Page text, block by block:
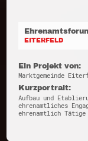
EITERFELD
Ein Projekt von:
Marktgemeinde
Kurzportrait:
Aufbau und
ehrenamtliches
ehrenamtlich